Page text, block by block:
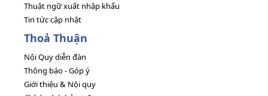
Thuật ngữ xuất nhập khẩu
Tin tức cập nhật
Thoả Thuận
Nội Quy diễn đàn
Thông báo - Góp ý
Giới thiệu & Nội quy